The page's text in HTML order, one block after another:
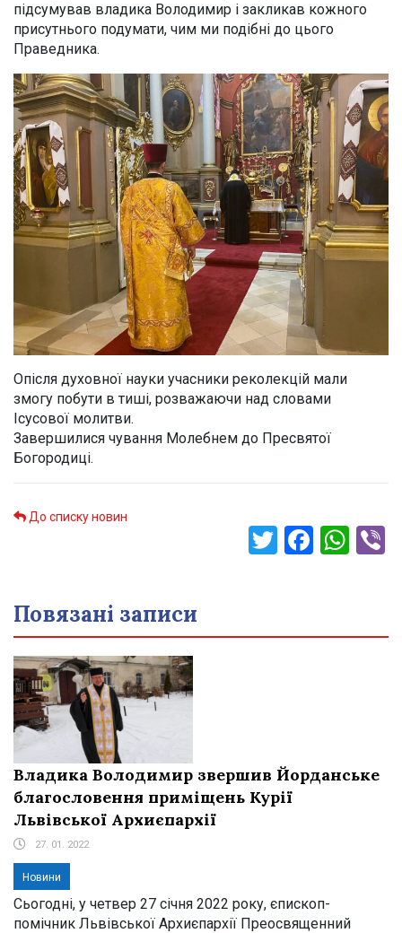
підсумував владика Володимир і закликав кожного
присутнього подумати, чим ми подібні до цього
Праведника.
Опісля духовної науки учасники реколекцій мали
змогу побути в тиші, розважаючи над словами
Ісусової молитви.
Завершилися чування Молебнем до Пресвятої
Богородиці.
До списку новин
Twitter
Повязані записи
Владика Володимир звершив Йорданське
благословення приміщень Курії
Львівської Архиєпархії
27. 01. 2022
Новини
Сьогодні, у четвер 27 січня 2022 року, єпископ-
помічник Львівської Архиєпархії Преосвященний